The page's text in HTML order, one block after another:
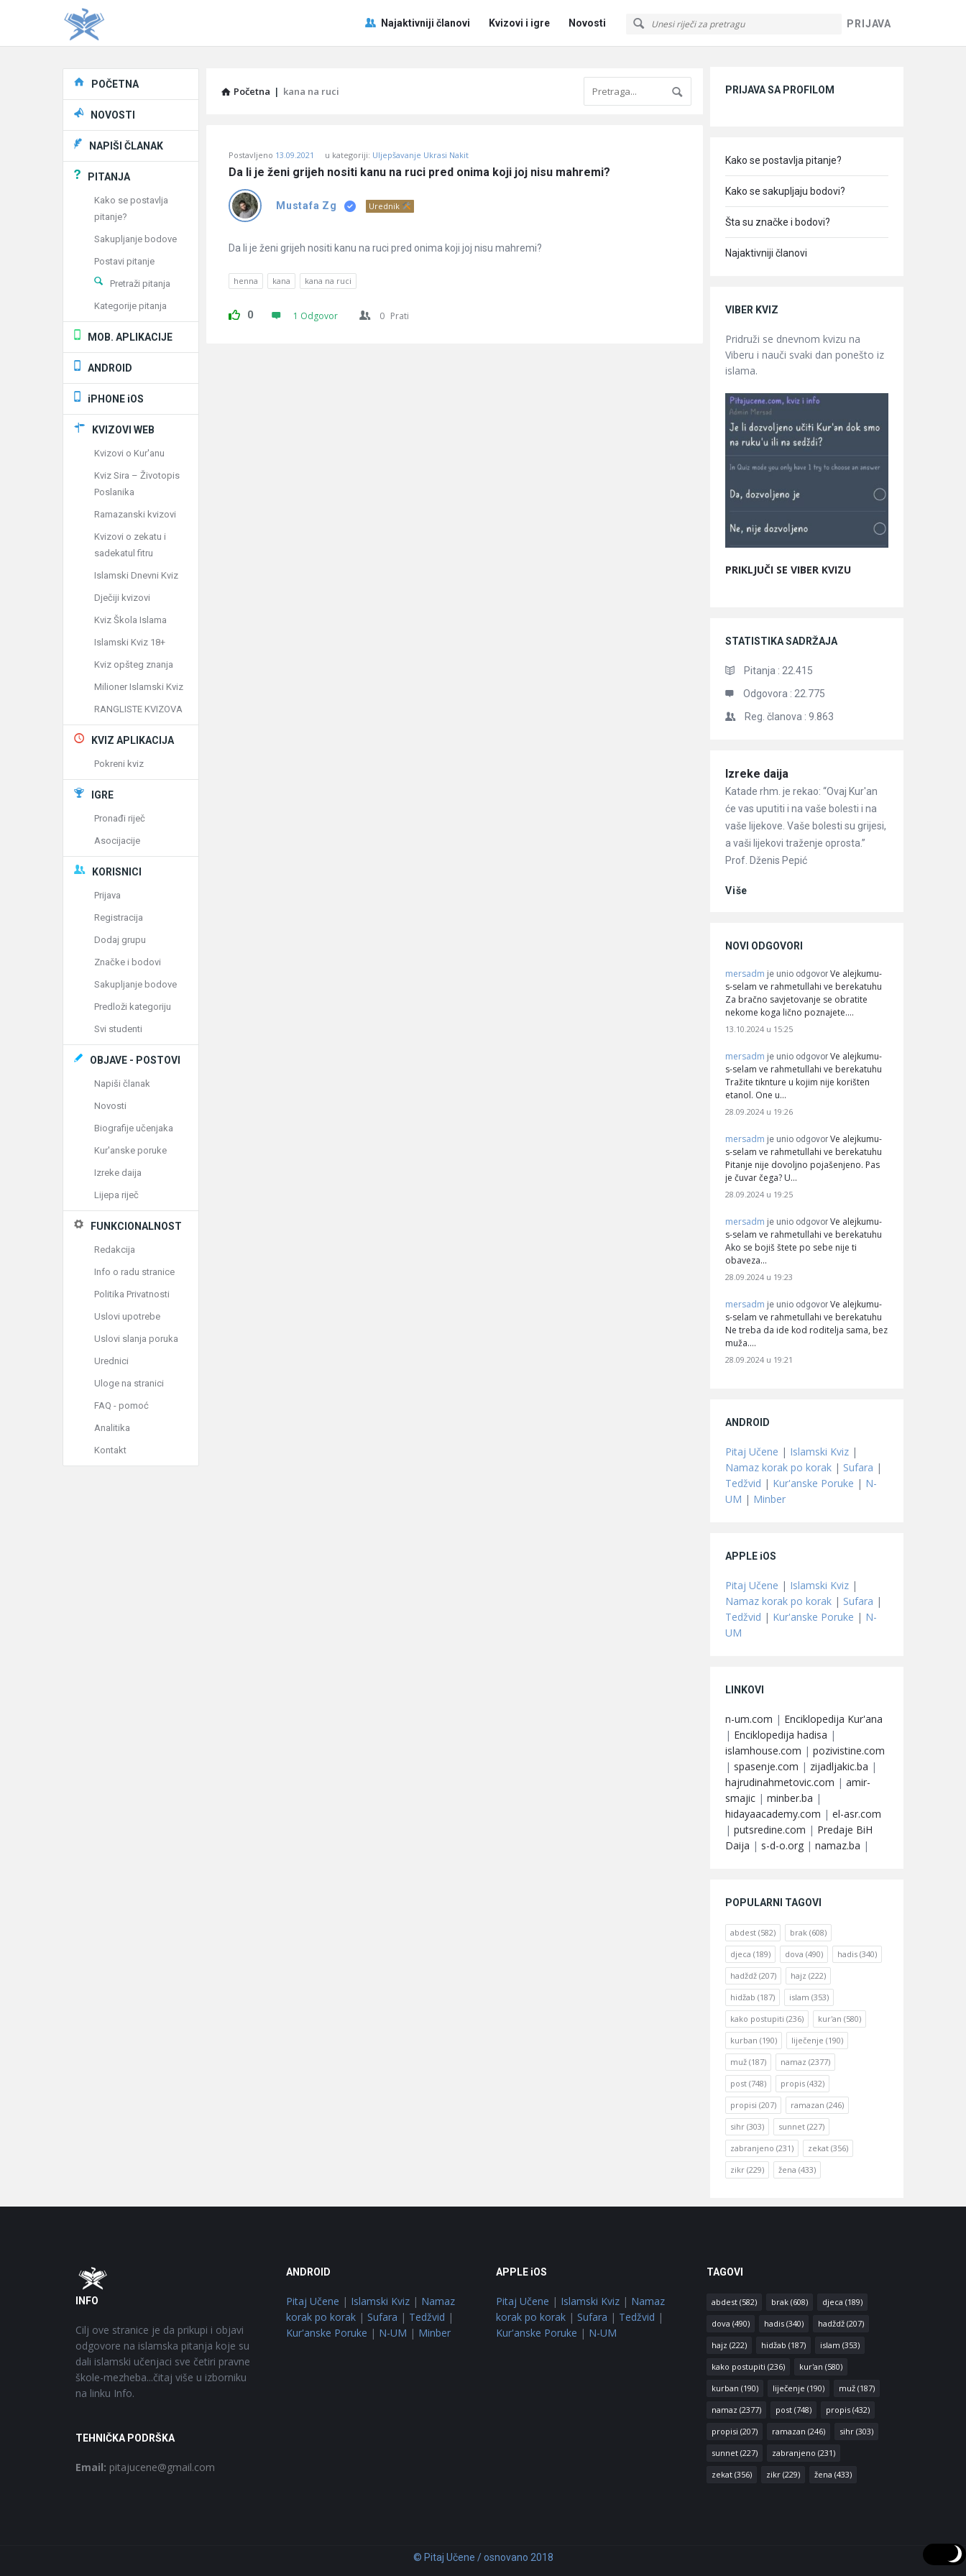
PRIJAVA
Pitaj
Učene
Najaktivniji članovi Kvizovi i igre Novosti
Početna | kana na ruci
Učene
Latest
Pitanja
Postavljeno 13.09.2021 u kategoriji: Uljepšavanje Ukrasi Nakit
Da li je ženi grijeh nositi kanu na ruci pred onima koji joj nisu mahremi?
Mustafa Zg Urednik
Da li je ženi grijeh nositi kanu na ruci pred onima koji joj nisu mahremi?
henna kana kana na ruci
0 1 Odgovor 0 Prati
PRIJAVA SA PROFILOM
Kako se postavlja pitanje?
Kako se sakupljaju bodovi?
Šta su značke i bodovi?
Najaktivniji članovi
VIBER KVIZ
Pridruži se dnevnom kvizu na
Viberu i nauči svaki dan ponešto iz
islama.
PRIKLJUČI SE VIBER KVIZU
STATISTIKA SADRŽAJA
Pitanja : 22.415
Odgovora : 22.775
Reg. članova : 9.863
Članci
Izreke daija
Katade rhm. je rekao: “Ovaj Kur'an
će vas uputiti i na vaše bolesti i na
vaše lijekove. Vaše bolesti su grijesi,
a vaši lijekovi traženje oprosta.”
Prof. Dženis Pepić
Više
NOVI ODGOVORI
mersadm je unio odgovor Ve alejkumu-
s-selam ve rahmetullahi ve berekatuhu
Za bračno savjetovanje se obratite
nekome koga lično poznajete.…
13.10.2024 u 15:25
mersadm je unio odgovor Ve alejkumu-
s-selam ve rahmetullahi ve berekatuhu
Tražite tiknture u kojim nije korišten
etanol. One u…
28.09.2024 u 19:26
mersadm je unio odgovor Ve alejkumu-
s-selam ve rahmetullahi ve berekatuhu
Pitanje nije dovoljno pojašenjeno. Pas
je čuvar čega? U…
28.09.2024 u 19:25
mersadm je unio odgovor Ve alejkumu-
s-selam ve rahmetullahi ve berekatuhu
Ako se bojiš štete po sebe nije ti
obaveza…
28.09.2024 u 19:23
mersadm je unio odgovor Ve alejkumu-
s-selam ve rahmetullahi ve berekatuhu
Ne treba da ide kod roditelja sama, bez
muža.…
28.09.2024 u 19:21
ANDROID
Pitaj Učene | Islamski Kviz |
Namaz korak po korak | Sufara |
Tedžvid | Kur'anske Poruke | N-
UM | Minber
APPLE iOS
Pitaj Učene | Islamski Kviz |
Namaz korak po korak | Sufara |
Tedžvid | Kur'anske Poruke | N-
UM
LINKOVI
n-um.com | Enciklopedija Kur'ana
| Enciklopedija hadisa |
islamhouse.com | pozivistine.com
| spasenje.com | zijadljakic.ba |
hajrudinahmetovic.com | amir-
smajic | minber.ba |
hidayaacademy.com | el-asr.com
| putsredine.com | Predaje BiH
Daija | s-d-o.org | namaz.ba |
POPULARNI TAGOVI
abdest (582) brak (608)
djeca (189) dova (490) hadis (340)
hadždž (207) hajz (222)
hidžab (187) islam (353)
kako postupiti (236) kur'an (580)
kurban (190) liječenje (190)
muž (187) namaz (2377)
post (748) propis (432)
propisi (207) ramazan (246)
sihr (303) sunnet (227)
zabranjeno (231) zekat (356)
zikr (229) žena (433)
Explore
POČETNA
NOVOSTI
NAPIŠI ČLANAK
PITANJA
Kako se postavlja
pitanje?
Sakupljanje bodove
Postavi pitanje
Pretraži pitanja
Kategorije pitanja
MOB. APLIKACIJE
ANDROID
iPHONE iOS
KVIZOVI WEB
Kvizovi o Kur'anu
Kviz Sira – Životopis
Poslanika
Ramazanski kvizovi
Kvizovi o zekatu i
sadekatul fitru
Islamski Dnevni Kviz
Dječiji kvizovi
Kviz Škola Islama
Islamski Kviz 18+
Kviz opšteg znanja
Milioner Islamski Kviz
RANGLISTE KVIZOVA
KVIZ APLIKACIJA
Pokreni kviz
IGRE
Pronađi riječ
Asocijacije
KORISNICI
Prijava
Registracija
Dodaj grupu
Značke i bodovi
Sakupljanje bodove
Predloži kategoriju
Svi studenti
OBJAVE - POSTOVI
Napiši članak
Novosti
Biografije učenjaka
Kur'anske poruke
Izreke daija
Lijepa riječ
FUNKCIONALNOST
Redakcija
Info o radu stranice
Politika Privatnosti
Uslovi upotrebe
Uslovi slanja poruka
Urednici
Uloge na stranici
FAQ - pomoć
Analitika
Kontakt
Footer
INFO
Cilj ove stranice je da prikupi i objavi
odgovore na islamska pitanja koje su
dali islamski učenjaci sve četiri pravne
škole-mezheba...čitaj više u izborniku
na linku Info.
TEHNIČKA PODRŠKA
Email: pitajucene@gmail.com
ANDROID
Pitaj Učene | Islamski Kviz| Namaz
korak po korak| Sufara | Tedžvid |
Kur'anske Poruke | N-UM | Minber
APPLE iOS
Pitaj Učene | Islamski Kviz | Namaz
korak po korak | Sufara | Tedžvid |
Kur'anske Poruke | N-UM
TAGOVI
abdest(582) brak(608) djeca (189)
dova (490) hadis(340) hadždž(207)
hajz (222) hidžab (187) islam (353)
kako postupiti (236) kur'an (580)
kurban (190) liječenje (190) muž(187)
namaz (2377) post(748) propis(432)
propisi (207) ramazan (246) sihr(303)
sunnet(227) zabranjeno (231)
zekat(356) zikr(229) žena (433)
© Pitaj Učene / osnovano 2018